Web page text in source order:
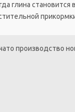
глина становится
производство